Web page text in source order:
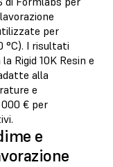
per
°C). I risultati
Rigid 10K Resin e
alla
e
€ per
e